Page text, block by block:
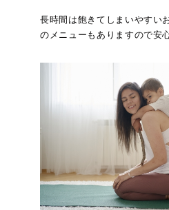
長時間は飽きてしまいやすい
のメニューもありますので安